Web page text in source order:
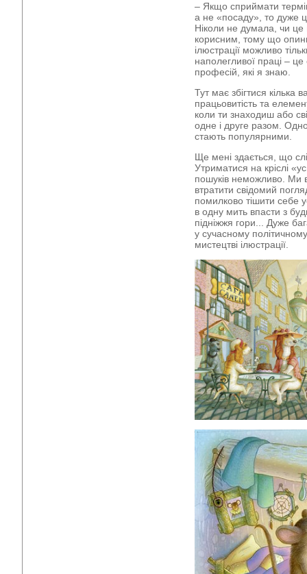
– Якщо сприймати
а не «посаду», то дуже
Ніколи не думала, чи
корисним, тому що
ілюстрації можливо
наполегливої праці –
професій, які я знаю.
Тут має збігтися кілька
працьовитість та
коли ти знаходиш або
одне і друге разом.
стають популярними.
Ще мені здається, що
Утриматися на кріслі
пошуків неможливо. Ми
втратити свідомий
помилково тішити себе
в одну мить впасти з
підніжжя гори... Дуже
у сучасному
мистецтві ілюстрації.